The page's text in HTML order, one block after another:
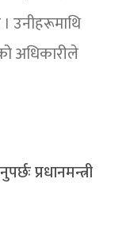
उनीहरूमाथि
अधिकारीले
प्रधानमन्त्री